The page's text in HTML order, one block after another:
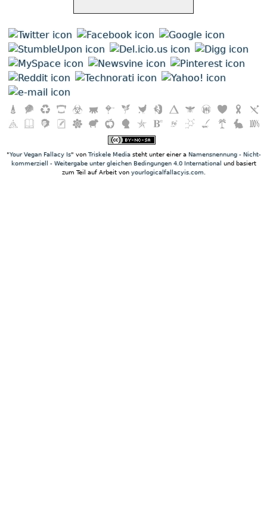
"Your Vegan Fallacy Is" von Triskele Mediasteht unter einer a Namensnennung - Nicht-
kommerziell - Weitergabe unter gleichen Bedingungen 4.0 International und basiert
zum Teil auf Arbeit von yourlogicalfallacyis.com